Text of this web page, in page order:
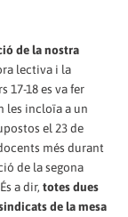
de la nostra
lectiva i la
17-18 es va fer
les incloïa a un
el 23 de
més durant
de la segona
a dir, totes dues
de la mesa